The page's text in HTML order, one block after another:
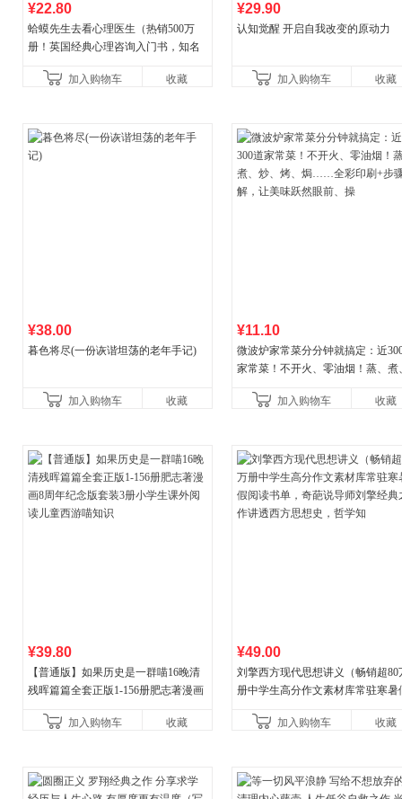
¥22.80
蛤蟆先生去看心理医生（热销500万
册！英国经典心理咨询入门书，知名
加入购物车
收藏
¥29.90
认知觉醒 开启自我改变的原动力
加入购物车 收藏
¥38.00
暮色将尽(一份诙谐坦荡的老年手记)
加入购物车 收藏
¥11.10
微波炉家常菜分分钟就搞定：近
家常菜！不开火、零油烟！蒸、煮
让美味跃然眼前、操
加入购物车 收藏
¥39.80
【普通版】如果历史是一群喵16晚清
残晖篇篇全套正版1-156册肥志著漫画
儿童西游喵知识
加入购物车 收藏
¥49.00
刘擎西方现代思想讲义（畅销超80
册中学生高分作文素材库常驻寒暑
讲透西方思想史，哲学知
加入购物车 收藏